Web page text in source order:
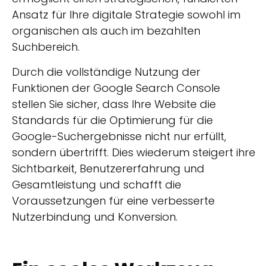
Ansatz für Ihre digitale Strategie sowohl im
organischen als auch im bezahlten
Suchbereich.
Durch die vollständige Nutzung der
Funktionen der Google Search Console
stellen Sie sicher, dass Ihre Website die
Standards für die Optimierung für die
Google-Suchergebnisse nicht nur erfüllt,
sondern übertrifft. Dies wiederum steigert ihre
Sichtbarkeit, Benutzererfahrung und
Gesamtleistung und schafft die
Voraussetzungen für eine verbesserte
Nutzerbindung und Konversion.